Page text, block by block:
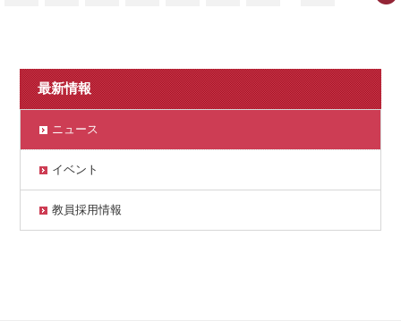
最新情報
ニュース
イベント
教員採用情報